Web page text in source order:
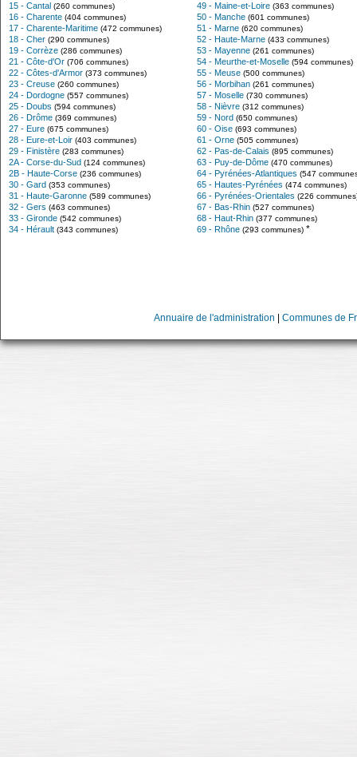
15 - Cantal (260 communes)
16 - Charente (404 communes)
17 - Charente-Maritime (472 communes)
18 - Cher (290 communes)
19 - Corrèze (286 communes)
21 - Côte-d'Or (706 communes)
22 - Côtes-d'Armor (373 communes)
23 - Creuse (260 communes)
24 - Dordogne (557 communes)
25 - Doubs (594 communes)
26 - Drôme (369 communes)
27 - Eure (675 communes)
28 - Eure-et-Loir (403 communes)
29 - Finistère (283 communes)
2A - Corse-du-Sud (124 communes)
2B - Haute-Corse (236 communes)
30 - Gard (353 communes)
31 - Haute-Garonne (589 communes)
32 - Gers (463 communes)
33 - Gironde (542 communes)
34 - Hérault (343 communes)
49 - Maine-et-Loire (363 communes)
50 - Manche (601 communes)
51 - Marne (620 communes)
52 - Haute-Marne (433 communes)
53 - Mayenne (261 communes)
54 - Meurthe-et-Moselle (594 communes)
55 - Meuse (500 communes)
56 - Morbihan (261 communes)
57 - Moselle (730 communes)
58 - Nièvre (312 communes)
59 - Nord (650 communes)
60 - Oise (693 communes)
61 - Orne (505 communes)
62 - Pas-de-Calais (895 communes)
63 - Puy-de-Dôme (470 communes)
64 - Pyrénées-Atlantiques (547
65 - Hautes-Pyrénées (474 communes)
66 - Pyrénées-Orientales (226
67 - Bas-Rhin (527 communes)
68 - Haut-Rhin (377 communes)
69 - Rhône (293 communes) *
Annuaire de l'administration Communes de